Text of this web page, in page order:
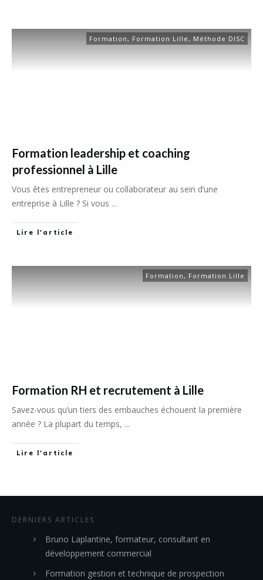
Formation, Formation Lille, Méthode DISC
Formation leadership et coaching
professionnel à Lille
Vous êtes entrepreneur ou collaborateur au sein d’une
entreprise à Lille ? Si vous ...
Lire l'article
Formation, Formation Lille
Formation RH et recrutement à Lille
Savez-vous qu’un tiers des embauches échouent la première
année ? La plupart du temps, ...
Lire l'article
DERNIERS ARTICLES
Bruno Laplantine, formateur, consultant en
développement commercial
Formation gestion et technique de prospection